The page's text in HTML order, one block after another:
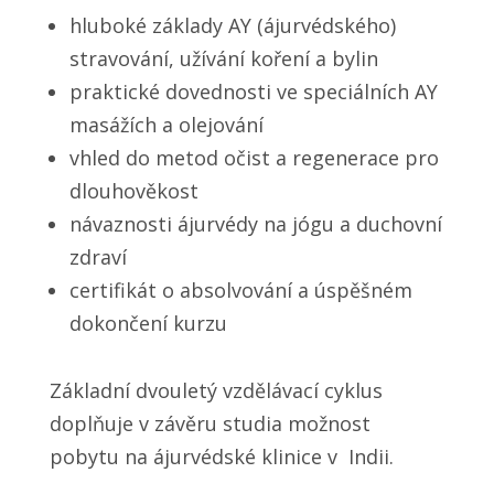
hluboké základy AY (ájurvédského)
stravování, užívání koření a bylin
praktické dovednosti ve speciálních AY
masážích a olejování
vhled do metod očist a regenerace pro
dlouhověkost
návaznosti ájurvédy na jógu a duchovní
zdraví
certifikát o absolvování a úspěšném
dokončení kurzu
Základní dvouletý vzdělávací cyklus
doplňuje v závěru studia možnost
pobytu na ájurvédské klinice v Indii.